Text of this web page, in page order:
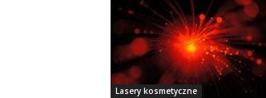
Lasery kosmetyczne